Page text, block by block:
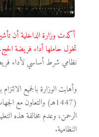
أكدت وزارة الداخلية أن
تخول حاملها أداء فريضة الحج
نظامي شرط أساسي لأداء
وأهابت الوزارة بالجميع
(1447هـ) والتعاون
الرحمن، وعدم مخالفة هذه
النظامية.